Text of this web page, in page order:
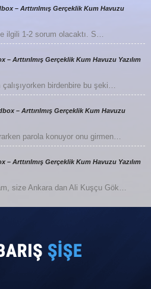
– Arttırılmış Gerçeklik Kum Havuzu
ilgili 1-2 sorum olacaktı. S…
– Arttırılmış Gerçeklik Kum Havuzu Yazılım
birdenbire bu şeki…
– Arttırılmış Gerçeklik Kum Havuzu
parola konuyor onu girmen…
– Arttırılmış Gerçeklik Kum Havuzu Yazılım
size Ankara dan Ali Kuşçu Gök…